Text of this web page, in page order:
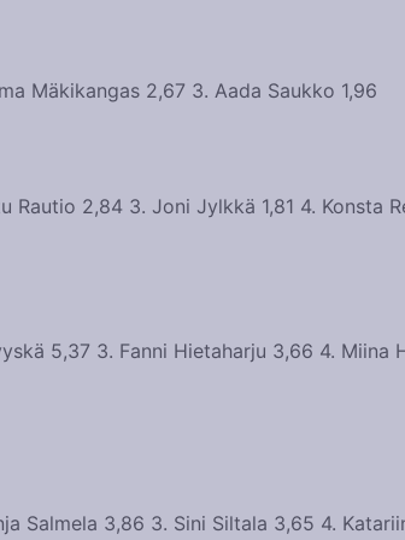
Mäkikangas 2,67 3. Aada Saukko 1,96
Rautio 2,84 3. Joni Jylkkä 1,81 4. Konsta
5,37 3. Fanni Hietaharju 3,66 4.
Salmela 3,86 3. Sini Siltala 3,65 4.